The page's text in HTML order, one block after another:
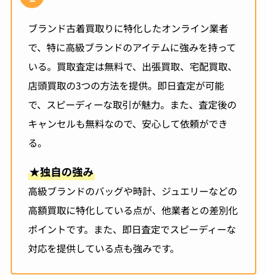
ブランド古着買取りに特化したオンライン業者
で、特に高級ブランドのアイテムに強みを持って
いる。買取査定は無料で、出張買取、宅配買取、
店頭買取の3つの方法を提供。即日査定が可能
で、スピーディーな取引が魅力。また、査定後の
キャンセルも無料なので、安心して依頼ができ
る。
★独自の強み
高級ブランドのバッグや時計、ジュエリーなどの
高額買取に特化している点が、他業者との差別化
ポイントです。また、即日査定でスピーディーな
対応を提供している点も強みです。